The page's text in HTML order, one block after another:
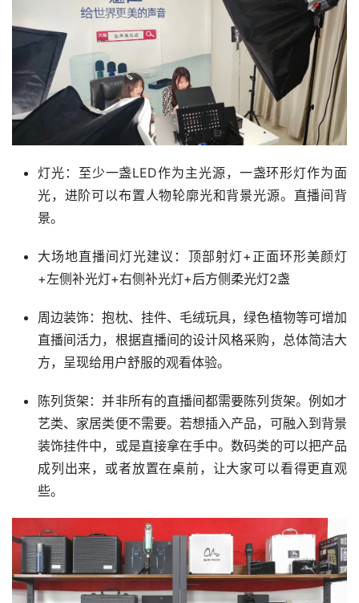
灯光：至少一盏LED作为主光源，一盏环形灯作为面
光，进阶可以布置人物轮廓光和背景光源。直播间背
景。
大场地直播间灯光建议：顶部射灯+正面环形美颜灯
+左侧补光灯+右侧补光灯+后方侧柔光灯2盏
周边装饰：抱枕、挂件、毛绒玩具，绿色植物等可增加
直播间活力，根据直播间的设计风格采购，总体简洁大
方，呈现给用户舒服的观看体验。
陈列货架：并非所有的直播间都需要陈列货架。例如才
艺类、家居类便不需要。若想插入产品，可融入到背景
装饰挂件中，或是直接拿在手中。数码类的可以把产品
成列出来，或者放置在桌前，让大家可以看得更直观
些。